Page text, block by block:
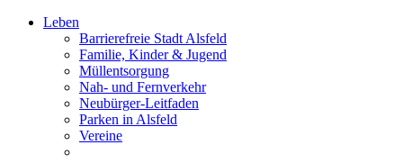
Leben
Barrierefreie Stadt Alsfeld
Familie, Kinder & Jugend
Müllentsorgung
Nah- und Fernverkehr
Neubürger-Leitfaden
Parken in Alsfeld
Vereine